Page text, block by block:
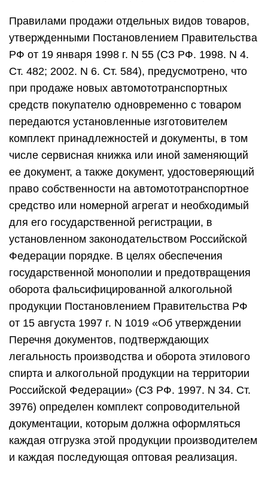
Правилами продажи отдельных видов товаров,
утвержденными Постановлением Правительства
РФ от 19 января 1998 г. N 55 (СЗ РФ. 1998. N 4.
Ст. 482; 2002. N 6. Ст. 584), предусмотрено, что
при продаже новых автомототранспортных
средств покупателю одновременно с товаром
передаются установленные изготовителем
комплект принадлежностей и документы, в том
числе сервисная книжка или иной заменяющий
ее документ, а также документ, удостоверяющий
право собственности на автомототранспортное
средство или номерной агрегат и необходимый
для его государственной регистрации, в
установленном законодательством Российской
Федерации порядке. В целях обеспечения
государственной монополии и предотвращения
оборота фальсифицированной алкогольной
продукции Постановлением Правительства РФ
от 15 августа 1997 г. N 1019 «Об утверждении
Перечня документов, подтверждающих
легальность производства и оборота этилового
спирта и алкогольной продукции на территории
Российской Федерации» (СЗ РФ. 1997. N 34. Ст.
3976) определен комплект сопроводительной
документации, которым должна оформляться
каждая отгрузка этой продукции производителем
и каждая последующая оптовая реализация.